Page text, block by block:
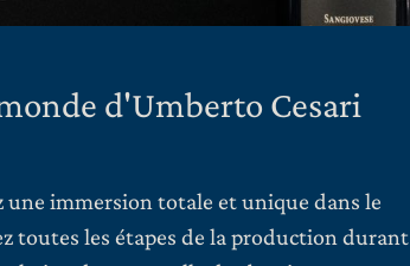
d'Umberto Cesari
une immersion totale et unique dans le
toutes les étapes de la production durant